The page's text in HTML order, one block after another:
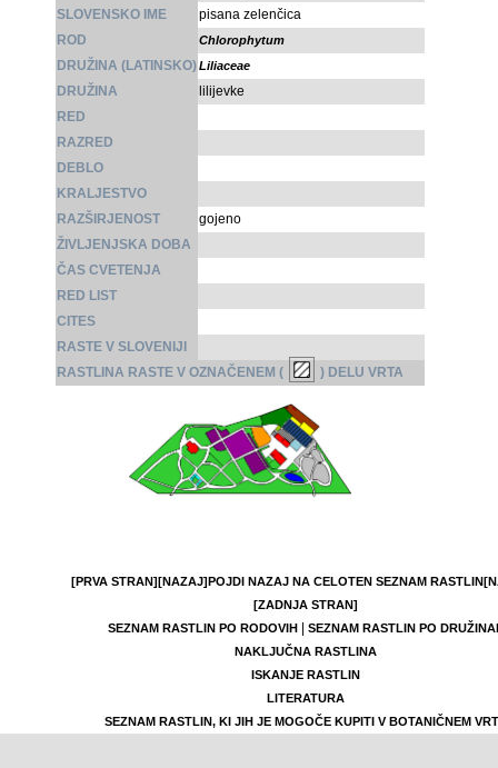
SLOVENSKO IME
pisana zelenčica
ROD
Chlorophytum
DRUŽINA (LATINSKO)Liliaceae
DRUŽINA
lilijevke
RED
RAZRED
DEBLO
KRALJESTVO
RAZŠIRJENOST
gojeno
ŽIVLJENJSKA DOBA
ČAS CVETENJA
RED LIST
CITES
RASTE V SLOVENIJI
RASTLINA RASTE V OZNAČENEM (
) DELU VRTA
[PRVA STRAN][NAZAJ]POJDI NAZAJ NA CELOTEN SEZNAM RASTLIN
[ZADNJA STRAN]
SEZNAM RASTLIN PO RODOVIH|
SEZNAM RASTLIN PO
NAKLJUČNA RASTLINA
ISKANJE RASTLIN
LITERATURA
SEZNAM RASTLIN, KI JIH JE MOGOČE KUPITI V BOTANIČNEM